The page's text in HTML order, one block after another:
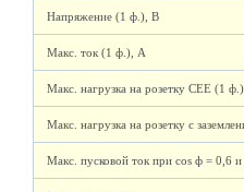
Напряжение (1 ф.), В
Макс. ток (1 ф.), А
Макс. нагрузка на розетку СЕЕ (1
Макс. нагрузка на розетку с
Макс. пусковой ток при cos ф = 0,6